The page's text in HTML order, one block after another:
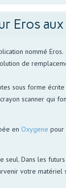
Eros
nommé Eros.
de
sous forme
scanner qui
en Oxygene pour
seul. Dans les
votre matériel